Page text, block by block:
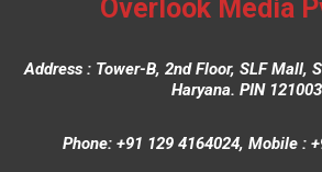
Overlook Media
Address : Tower-B, 2nd Floor, SLF Mall,
Haryana. PIN 121003
Phone: +91 129 4164024, Mobile :